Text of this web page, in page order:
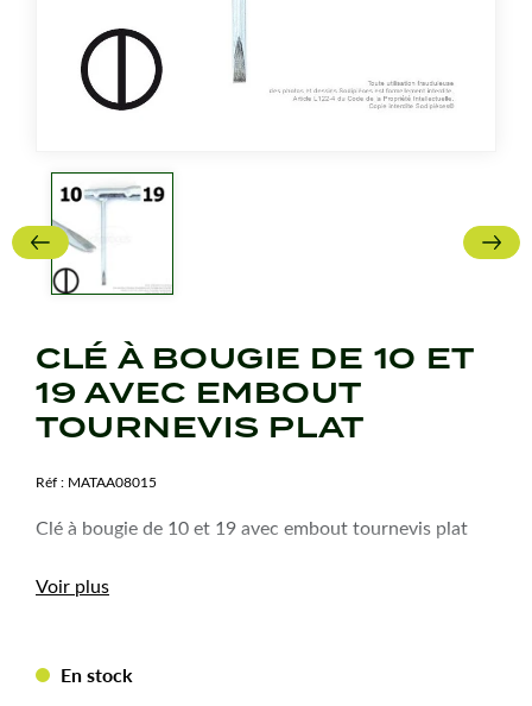
CLÉ À BOUGIE DE 10 ET
19 AVEC EMBOUT
TOURNEVIS PLAT
Réf : MATAA08015
Clé à bougie de 10 et 19 avec embout tournevis plat
Voir plus
En stock